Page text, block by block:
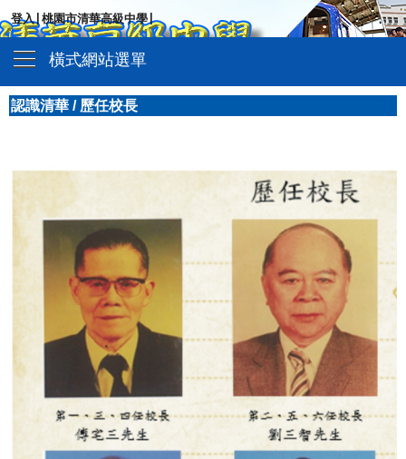
登入 桃園市清華高級中學 |
橫式網站選單
認識清華 / 歷任校長